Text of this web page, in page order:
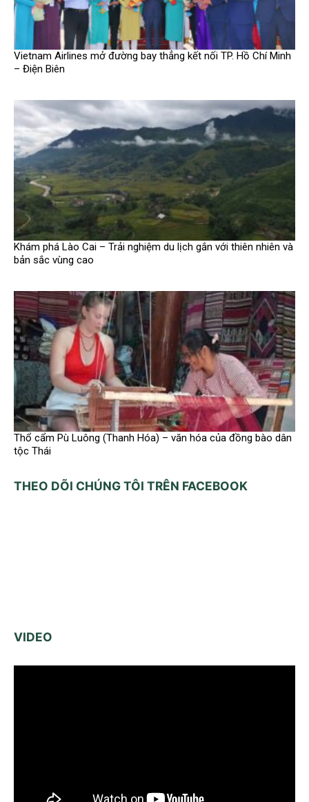
Vietnam Airlines mở đường bay thẳng kết nối TP. Hồ Chí Minh
– Điện Biên
Khám phá Lào Cai – Trải nghiệm du lịch gắn với thiên nhiên và
bản sắc vùng cao
Thổ cẩm Pù Luông (Thanh Hóa) – văn hóa của đồng bào dân
tộc Thái
THEO DÕI CHÚNG TÔI TRÊN FACEBOOK
VIDEO